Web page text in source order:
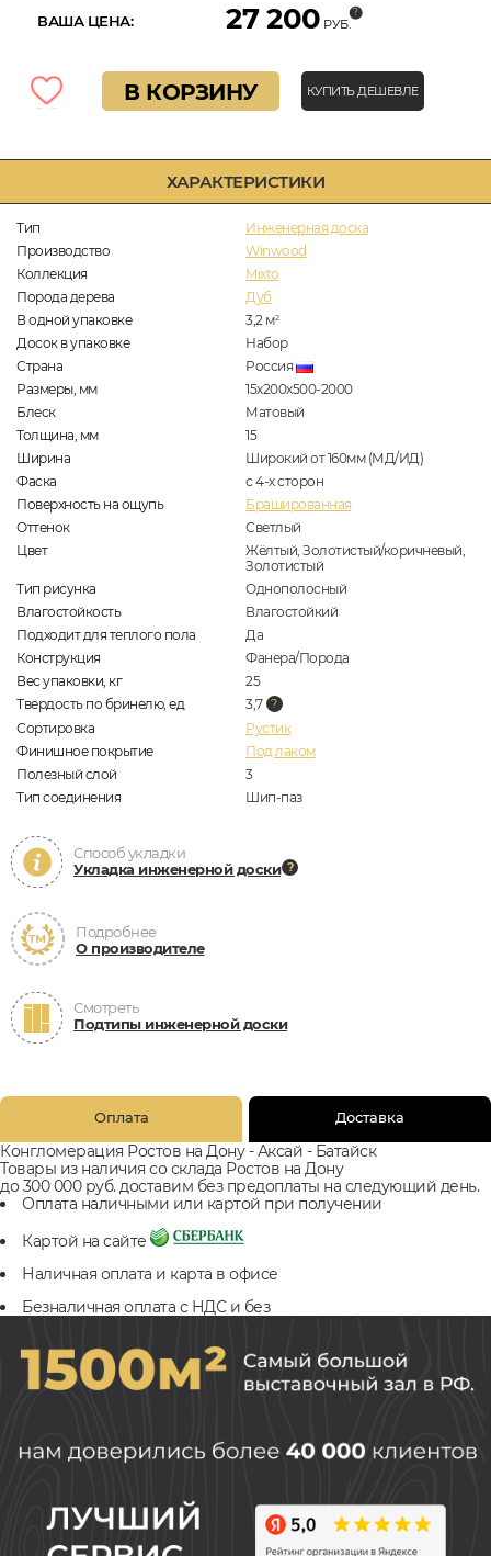
ХАРАКТЕРИСТИКИ
Тип
Инженерная доска
Производство
Winwood
Коллекция
Mixto
Порода дерева
Дуб
В одной упаковке
3,2 м2
Досок в упаковке
Набор
Страна
Россия
Размеры, мм
15х200х500-2000
Блеск
Матовый
Толщина, мм
15
Ширина
Широкий от 160мм (МД/ИД)
Фаска
с 4-х сторон
Поверхность на ощупь
Брашированная
Оттенок
Светлый
Цвет
Жёлтый, Золотистый/коричневый,
Золотистый
Тип рисунка
Однополосный
Влагостойкость
Влагостойкий
Подходит для теплого пола
Да
Конструкция
Фанера/Порода
Вес упаковки, кг
25
Твердость по бринелю, ед
3,7
Сортировка
Рустик
Финишное покрытие
Под лаком
Полезный слой
3
Тип соединения
Шип-паз
Способ укладки
Укладка инженерной доски
Подробнее
О производителе
Смотреть
Подтипы инженерной доски
ВАША ЦЕНА: 27 200 РУБ.
В КОРЗИНУ КУПИТЬ ДЕШЕВЛЕ
Оплата Доставка
Конгломерация Ростов на Дону - Аксай - Батайск
Товары из наличия со склада Ростов на Дону
до 300 000 руб. доставим без предоплаты на следующий день.
Оплата наличными или картой при получении
Картой на сайте
Наличная оплата и карта в офисе
Безналичная оплата с НДС и без